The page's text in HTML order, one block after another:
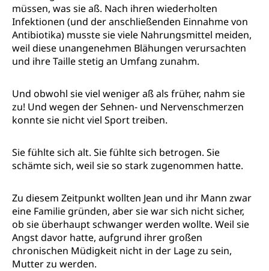
müssen, was sie aß. Nach ihren wiederholten
Infektionen (und der anschließenden Einnahme von
Antibiotika) musste sie viele Nahrungsmittel meiden,
weil diese unangenehmen Blähungen verursachten
und ihre Taille stetig an Umfang zunahm.
Und obwohl sie viel weniger aß als früher, nahm sie
zu! Und wegen der Sehnen- und Nervenschmerzen
konnte sie nicht viel Sport treiben.
Sie fühlte sich alt. Sie fühlte sich betrogen. Sie
schämte sich, weil sie so stark zugenommen hatte.
Zu diesem Zeitpunkt wollten Jean und ihr Mann zwar
eine Familie gründen, aber sie war sich nicht sicher,
ob sie überhaupt schwanger werden wollte. Weil sie
Angst davor hatte, aufgrund ihrer großen
chronischen Müdigkeit nicht in der Lage zu sein,
Mutter zu werden.